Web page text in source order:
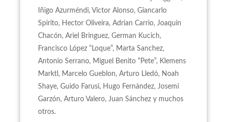
Iñigo Azurméndi, Victor Alonso, Giancarlo
Spirito, Hector Oliveira, Adrian Carrio, Joaquin
Chacón, Ariel Bringuez, German Kucich,
Francisco López “Loque”, Marta Sanchez,
Antonio Serrano, Miguel Benito “Pete”, Klemens
Marktl, Marcelo Gueblon, Arturo Lledó, Noah
Shaye, Guido Farusi, Hugo Fernández, Josemi
Garzón, Arturo Valero, Juan Sánchez y muchos
otros.